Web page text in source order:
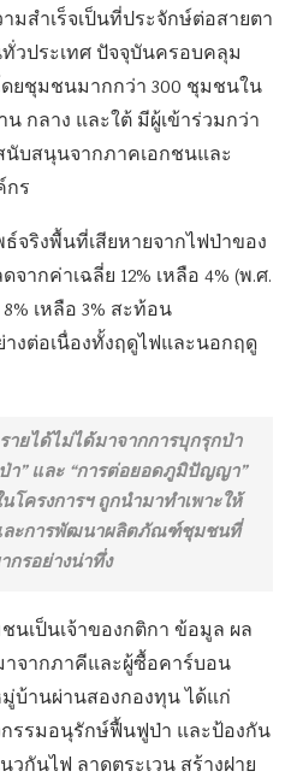
สำเร็จเป็นที่ประจักษ์ต่อสายตา
วประเทศ ปัจจุบันครอบคลุม
ดยชุมชนมากกว่า 300 ชุมชนใน
น กลาง และใต้ มีผู้เข้าร่วมกว่า
นับสนุนจากภาคเอกชนและ
กร
จริงพื้นที่เสียหายจากไฟป่าของ
ากค่าเฉลี่ย 12% เหลือ 4% (พ.ศ.
เหลือ 3% สะท้อน
งต่อเนื่องทั้งฤดูไฟและนอกฤดู
ยได้ไม่ได้มาจากการบุกรุกป่า
า” และ “การต่อยอดภูมิปัญญา”
ครงการฯ ถูกนำมาทำเพาะให้
ละการพัฒนาผลิตภัณฑ์ชุมชนที่
กรอย่างน่าทึ่ง
นเป็นเจ้าของกติกา ข้อมูล ผล
จากภาคีและผู้ซื้อคาร์บอน
บ้านผ่านสองกองทุน ได้แก่
รรมอนุรักษ์ฟื้นฟูป่า และป้องกัน
วกันไฟ ลาดตระเวน สร้างฝาย